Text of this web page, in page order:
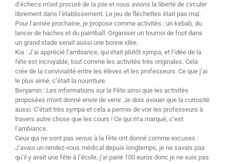
d’échecs m’ont procuré de la joie et nous avions la liberté de circuler
librement dans l’établissement. Le jeu de fléchettes était pas mal.
Pour l’année prochaine, je propose comme activités : un kebab, du
lancer de haches et du paintball. Organiser un tournoi de foot dans
un grand stade serait aussi une bonne idée.
Kia : J’ai apprécié l’ambiance, qui était plutôt sympa, et l’idée de la
fête est incroyable, tout comme les activités très originales. Cela
crée de la convivialité entre les élèves et les professeurs. Ce que j’ai
le plus aimé, c’était la nourriture.
Benjamin : Les informations sur la Fête ainsi que les activités
proposées m’ont donné envie de venir. Je dois avouer que la curiosité
aussi. C’était très sympa et cela a permis de voir les professeurs à
travers autre chose que les cours ! Ce qui m’a marqué, c’est
l’ambiance.
Ceux qui ne sont pas venus à la fête ont donné comme excuses :
J’avais un rendez-vous médical depuis longtemps, je ne savais pas
qu’il y avait une fête à l’école, j’ai parié 100 euros donc je ne suis pas